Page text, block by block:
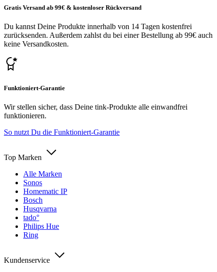
Gratis Versand ab 99€ & kostenloser Rückversand
Du kannst Deine Produkte innerhalb von 14 Tagen kostenfrei
zurücksenden. Außerdem zahlst du bei einer Bestellung ab 99€ auch
keine Versandkosten.
Funktioniert-Garantie
Wir stellen sicher, dass Deine tink-Produkte alle einwandfrei
funktionieren.
So nutzt Du die Funktioniert-Garantie
Top Marken
Alle Marken
Sonos
Homematic IP
Bosch
Husqvarna
tado°
Philips Hue
Ring
Kundenservice